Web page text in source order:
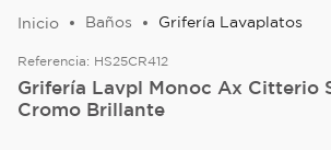
Baños Grifería Lavaplatos
Referencia: HS25CR412
Grifería Lavpl Monoc Ax Citterio
Cromo Brillante